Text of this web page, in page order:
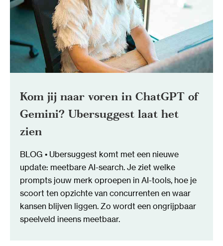
Kom jij naar voren in ChatGPT of
Gemini? Ubersuggest laat het
zien
BLOG • Ubersuggest komt met een nieuwe
update: meetbare AI-search. Je ziet welke
prompts jouw merk oproepen in AI-tools, hoe je
scoort ten opzichte van concurrenten en waar
kansen blijven liggen. Zo wordt een ongrijpbaar
speelveld ineens meetbaar.